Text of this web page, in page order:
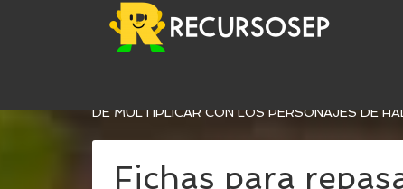
DE MULTIPLICAR CON LOS PERSONAJES DE
Fichas para